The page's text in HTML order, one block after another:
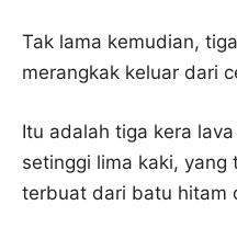
Tak lama kemudian,
merangkak keluar dari
Itu adalah tiga kera
setinggi lima kaki, yang
terbuat dari batu hitam